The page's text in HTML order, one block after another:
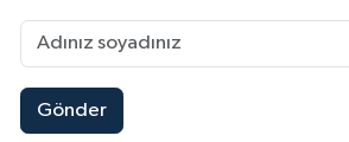
Gönder